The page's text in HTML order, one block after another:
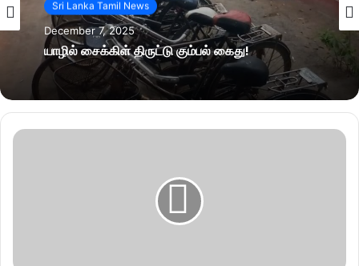
Sri Lanka Tamil News
December 7, 2025
யாழில் சைக்கிள் திருட்டு கும்பல் கைது!